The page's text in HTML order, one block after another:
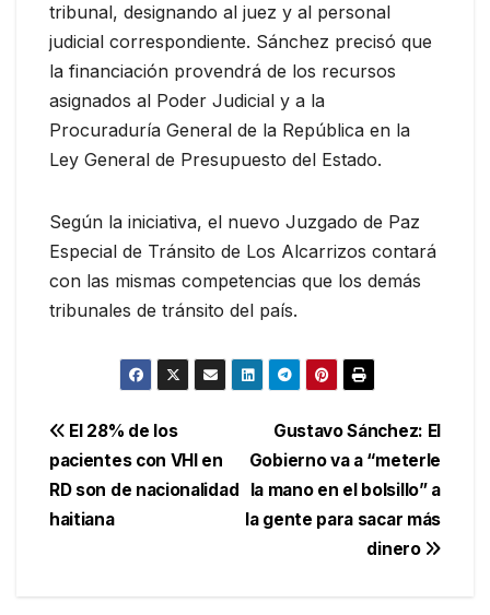
tribunal, designando al juez y al personal
judicial correspondiente. Sánchez precisó que
la financiación provendrá de los recursos
asignados al Poder Judicial y a la
Procuraduría General de la República en la
Ley General de Presupuesto del Estado.
Según la iniciativa, el nuevo Juzgado de Paz
Especial de Tránsito de Los Alcarrizos contará
con las mismas competencias que los demás
tribunales de tránsito del país.
Navegación
de
entradas
Gustavo Sánchez: El
Gobierno va a “meterle
la mano en el bolsillo” a
la gente para sacar más
dinero
El 28% de los
pacientes con VHI en
RD son de nacionalidad
haitiana